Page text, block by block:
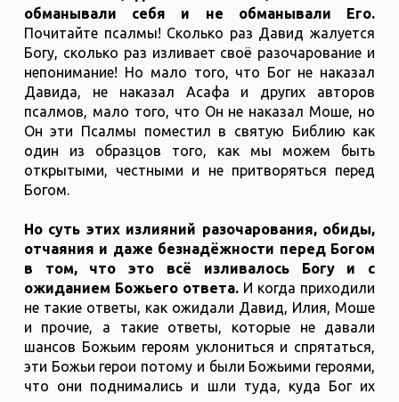
обманывали себя и не обманывали Его.
Почитайте псалмы! Сколько раз Давид жалуется
Богу, сколько раз изливает своё разочарование и
непонимание! Но мало того, что Бог не наказал
Давида, не наказал Асафа и других авторов
псалмов, мало того, что Он не наказал Моше, но
Он эти Псалмы поместил в святую Библию как
один из образцов того, как мы можем быть
открытыми, честными и не притворяться перед
Богом.
Но суть этих излияний разочарования, обиды,
отчаяния и даже безнадёжности перед Богом
в том, что это всё изливалось Богу и с
ожиданием Божьего ответа.И когда приходили
не такие ответы, как ожидали Давид, Илия, Моше
и прочие, а такие ответы, которые не давали
шансов Божьим героям уклониться и спрятаться,
эти Божьи герои потому и были Божьими героями,
что они поднимались и шли туда, куда Бог их